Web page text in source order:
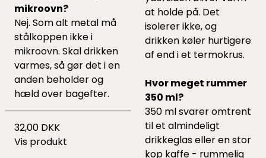
mikroovn?
Nej. Som alt metal må
stålkoppen ikke i
mikroovn. Skal drikken
varmes, så gør det i en
anden beholder og
hæld over bagefter.
32,00 DKK
Vis produkt
at holde på. Det
isolerer ikke, og
drikken køler hurtigere
af end i et termokrus.
Hvor meget rummer
350 ml?
350 ml svarer omtrent
til et almindeligt
drikkeglas eller en stor
kop kaffe - rummelig